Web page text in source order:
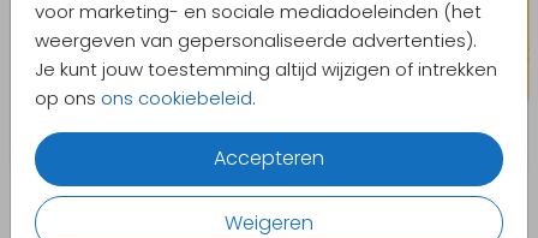
voor marketing- en sociale mediadoeleinden (het
weergeven van gepersonaliseerde advertenties).
Je kunt jouw toestemming altijd wijzigen of intrekken
op ons ons cookiebeleid.
Accepteren
Weigeren